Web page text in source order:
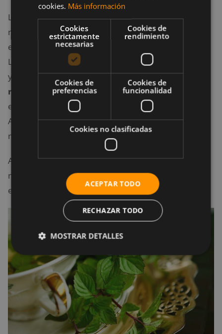
La mentaes otra de las mejores infusiones para
mantenerte en plena forma, ya que sus beneficios
están relacionados directamente con los músculos.
Lo mejor es consumirla después del entrenamiento,
ya que actúa comoantiinflamatorio y facilita la
recuperación muscular
después de una sesión de
entrenamiento o hasta después de una competición.
Además, es una manera de prevenir el agotamiento
muscular o la sobrecarga.
A todo esto hay que sumarle que la infusión de
menta favorece un mejor descanso y reduce el
estrés.
cookies. Más información
Cookies
estrictamente
necesarias
Cookies de
rendimiento
Cookies de
preferencias
Cookies de
funcionalidad
Cookies no clasificadas
ACEPTAR TODO
RECHAZAR TODO
MOSTRAR DETALLES